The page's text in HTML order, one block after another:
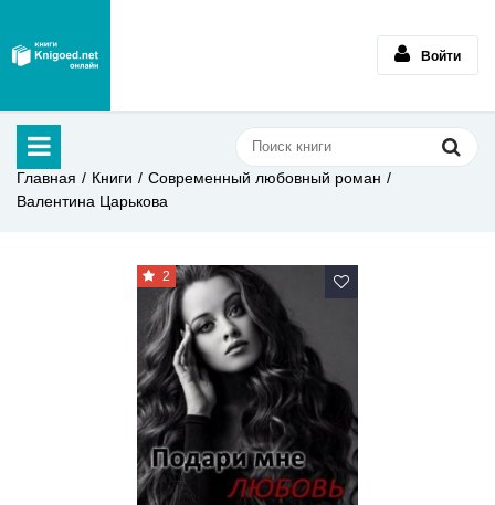
Войти
Главная Книги
Современный любовный роман
Валентина Царькова
2